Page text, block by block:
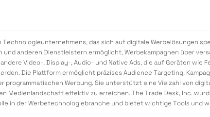
Technologieunternehmens, das sich auf digitale Werbelösungen
anderen Dienstleistern ermöglicht, Werbekampagnen über
Video-, Display-, Audio- und Native Ads, die auf Geräten wie
Die Plattform ermöglicht präzises Audience Targeting,
Werbung. Sie unterstützt eine Vielzahl von
Medienlandschaft effektiv zu erreichen. The Trade Desk, Inc.
in der Werbetechnologiebranche und bietet wichtige Tools und